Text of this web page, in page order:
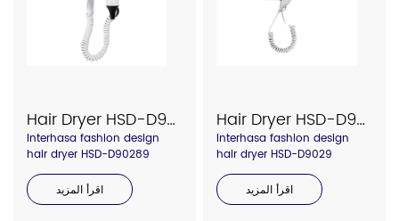
Hair Dryer HSD-D90289
Interhasa fashion design
hair dryer HSD-D90289
اقرأ المزيد
Hair Dryer HSD-D9029
Interhasa fashion design
hair dryer HSD-D9029
اقرأ المزيد